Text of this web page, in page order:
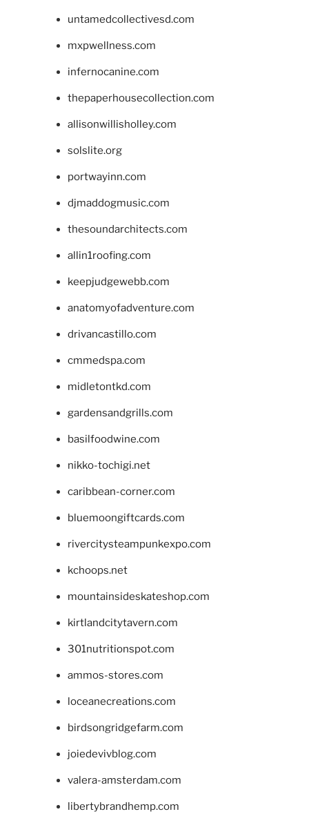
untamedcollectivesd.com
mxpwellness.com
infernocanine.com
thepaperhousecollection.com
allisonwillisholley.com
solslite.org
portwayinn.com
djmaddogmusic.com
thesoundarchitects.com
allin1roofing.com
keepjudgewebb.com
anatomyofadventure.com
drivancastillo.com
cmmedspa.com
midletontkd.com
gardensandgrills.com
basilfoodwine.com
nikko-tochigi.net
caribbean-corner.com
bluemoongiftcards.com
rivercitysteampunkexpo.com
kchoops.net
mountainsideskateshop.com
kirtlandcitytavern.com
301nutritionspot.com
ammos-stores.com
loceanecreations.com
birdsongridgefarm.com
joiedevivblog.com
valera-amsterdam.com
libertybrandhemp.com